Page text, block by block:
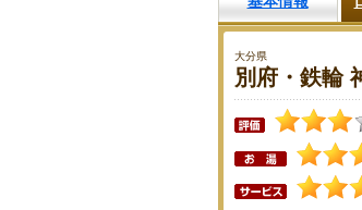
大分県
別府・鉄輪